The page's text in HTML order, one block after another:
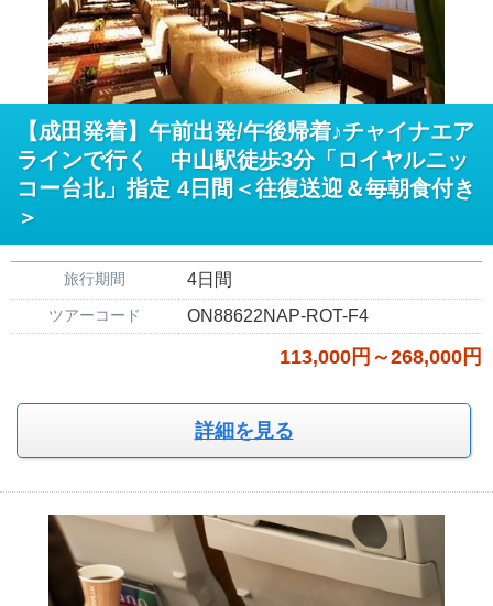
【成田発着】午前出発/午後帰着♪チャイナエア
ラインで行く 中山駅徒歩3分「ロイヤルニッ
コー台北」指定 4日間＜往復送迎＆毎朝食付き
＞
旅行期間 4日間
ツアーコード ON88622NAP-ROT-F4
113,000円～268,000円
詳細を見る